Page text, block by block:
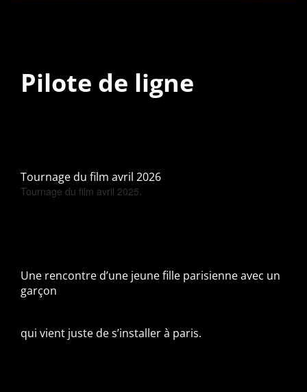
Pilote de ligne
Tournage du film avril 2026
Tournage du film avril 2025.
Une rencontre d’une jeune fille parisienne avec un
garçon
qui vient juste de s’installer à paris.